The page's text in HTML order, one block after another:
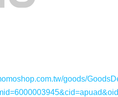
goods/